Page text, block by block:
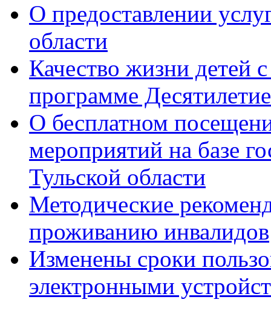
О предоставлении
области
Качество жизни детей
программе
О бесплатном
мероприятий на базе
Тульской области
Методические
проживанию инвалидов
Изменены сроки
электронными